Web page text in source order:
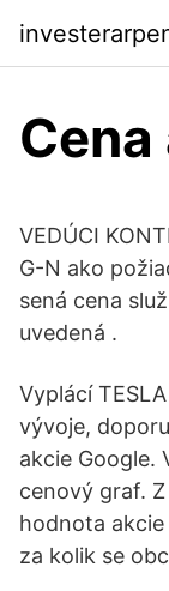
VEDÚCI
G-N ako
sená cena
uvedená .
Vyplácí
vývoje,
akcie Google.
cenový graf.
hodnota
za kolik se